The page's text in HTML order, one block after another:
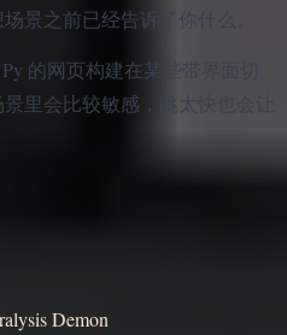
景之前已经告诉了你什么。
的网页构建在某些带界面切
里会比较敏感，跳太快也会让
Demon